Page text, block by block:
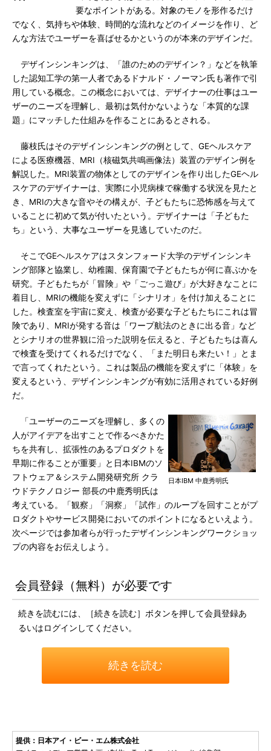
要なポイントがある。対象のモノを形作るだけ
でなく、気持ちや体験、時間的な流れなどのイメージを作り、ど
んな方法でユーザーを喜ばせるかというのが本来のデザインだ。
デザインシンキングは、「誰のためのデザイン？」などを執筆
した認知工学の第一人者であるドナルド・ノーマン氏も著作で引
用している概念。この概念においては、デザイナーの仕事はユー
ザーのニーズを理解し、最初は気付かないような「本質的な課
題」にマッチした仕組みを作ることにあるとされる。
藤枝氏はそのデザインシンキングの例として、GEヘルスケア
による医療機器、MRI（核磁気共鳴画像法）装置のデザイン例を
解説した。MRI装置の物体としてのデザインを作り出したGEヘル
スケアのデザイナーは、実際に小児病棟で稼働する状況を見たと
き、MRIの大きな音やその構えが、子どもたちに恐怖感を与えて
いることに初めて気が付いたという。デザイナーは「子どもた
ち」という、大事なユーザーを見逃していたのだ。
そこでGEヘルスケアはスタンフォード大学のデザインシンキ
ング部隊と協業し、幼稚園、保育園で子どもたちが何に喜ぶかを
研究。子どもたちが「冒険」や「ごっこ遊び」が大好きなことに
着目し、MRIの機能を変えずに「シナリオ」を付け加えることに
した。検査室を宇宙に変え、検査が必要な子どもたちにこれは冒
険であり、MRIが発する音は「ワープ航法のときに出る音」など
とシナリオの世界観に沿った説明を伝えると、子どもたちは喜ん
で検査を受けてくれるだけでなく、「また明日も来たい！」とま
で言ってくれたという。これは製品の機能を変えずに「体験」を
変えるという、デザインシンキングが有効に活用されている好例
だ。
日本IBM 中鹿秀明氏
「ユーザーのニーズを理解し、多くの
人がアイデアを出すことで作るべきかた
ちを共有し、拡張性のあるプロダクトを
早期に作ることが重要」と日本IBMのソ
フトウェア＆システム開発研究所 クラ
ウドテクノロジー 部長の中鹿秀明氏は
考えている。「観察」「洞察」「試作」のループを回すことがプ
ロダクトやサービス開発においてのポイントになるといえよう。
次ページでは参加者らが行ったデザインシンキングワークショッ
プの内容をお伝えしよう。
会員登録（無料）が必要です
続きを読むには、［続きを読む］ボタンを押して会員登録あ
るいはログインしてください。
続きを読む
提供：日本アイ・ビー・エム株式会社